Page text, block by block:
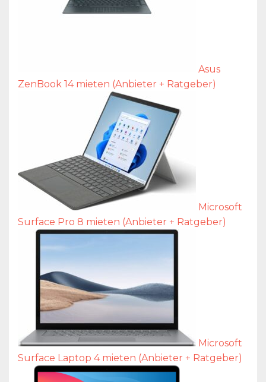
Asus
ZenBook 14 mieten (Anbieter + Ratgeber)
Microsoft
Surface Pro 8 mieten (Anbieter + Ratgeber)
Microsoft
Surface Laptop 4 mieten (Anbieter + Ratgeber)